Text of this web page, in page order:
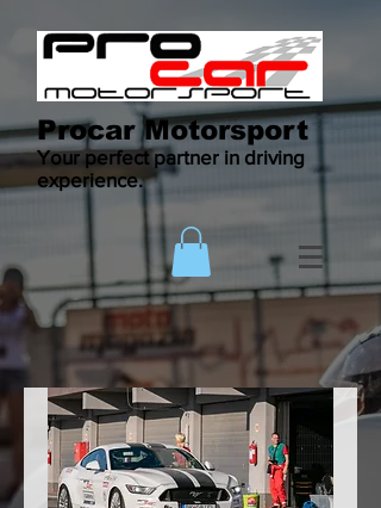
Procar Motorsport
Your perfect partner in driving
experience.